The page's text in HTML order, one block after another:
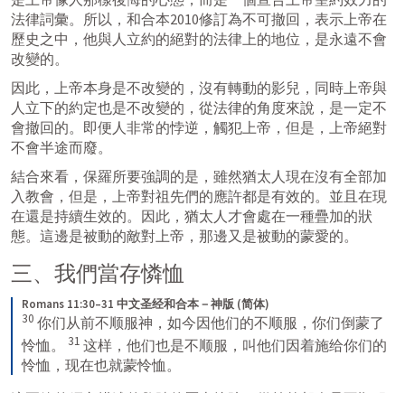
法律詞彙。所以，和合本2010修訂為不可撤回，表示上帝在
歷史之中，他與人立約的絕對的法律上的地位，是永遠不會
改變的。
因此，上帝本身是不改變的，沒有轉動的影兒，同時上帝與
人立下的約定也是不改變的，從法律的角度來說，是一定不
會撤回的。即便人非常的悖逆，觸犯上帝，但是，上帝絕對
不會半途而廢。
結合來看，保羅所要強調的是，雖然猶太人現在沒有全部加
入教會，但是，上帝對祖先們的應許都是有效的。並且在現
在還是持續生效的。因此，猶太人才會處在一種疊加的狀
態。這邊是被動的敵對上帝，那邊又是被動的蒙愛的。
三、我們當存憐恤
Romans 11:30–31 中文圣经和合本－神版 (简体)
30 你们从前不顺服神，如今因他们的不顺服，你们倒蒙了
怜恤。
31 这样，他们也是不顺服，叫他们因着施给你们的
怜恤，现在也就蒙怜恤。